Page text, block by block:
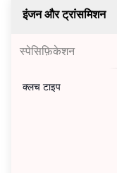
इंजन और ट्रांसमिशन
स्पेसिफ़िकेशन
क्लच टाइप